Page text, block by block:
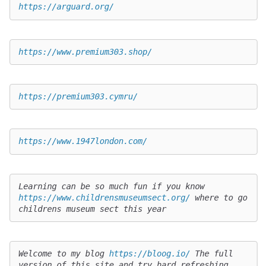
https://arguard.org/
https://www.premium303.shop/
https://premium303.cymru/
https://www.1947london.com/
Learning can be so much fun if you know
https://www.childrensmuseumsect.org/ where to go
childrens museum sect this year
Welcome to my blog https://bloog.io/ The full